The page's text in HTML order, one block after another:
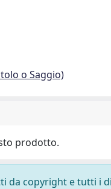
o Saggio)
prodotto.
da copyright e tutti i